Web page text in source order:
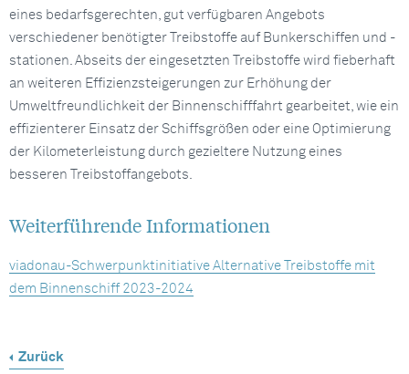
eines bedarfsgerechten, gut verfügbaren Angebots
verschiedener benötigter Treibstoffe auf Bunkerschiffen und -
stationen. Abseits der eingesetzten Treibstoffe wird fieberhaft
an weiteren Effizienzsteigerungen zur Erhöhung der
Umweltfreundlichkeit der Binnenschifffahrt gearbeitet, wie ein
effizienterer Einsatz der Schiffsgrößen oder eine Optimierung
der Kilometerleistung durch gezieltere Nutzung eines
besseren Treibstoffangebots.
Weiterführende Informationen
viadonau-Schwerpunktinitiative Alternative Treibstoffe mit
dem Binnenschiff 2023-2024
Zurück